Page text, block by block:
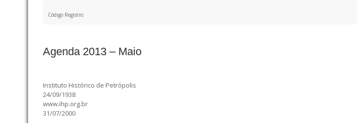
Código Registro:
Agenda 2013 – Maio
Instituto Histórico de Petrópolis
24/09/1938
www.ihp.org.br
31/07/2000